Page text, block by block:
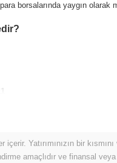
borsalarında yaygın olarak
nasıl
Yatırımınızın bir
amaçlıdır ve finansal